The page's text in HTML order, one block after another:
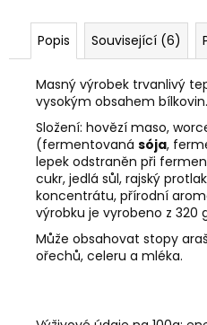
Popis Související (6)
Masný výrobek trvanlivý
vysokým obsahem
Složení: hovězí maso,
(fermentovaná sója,
lepek odstraněn při
cukr, jedlá sůl, rajský
koncentrátu, přírodní
výrobku je vyrobeno z 320
Může obsahovat stopy
ořechů, celeru a mléka.